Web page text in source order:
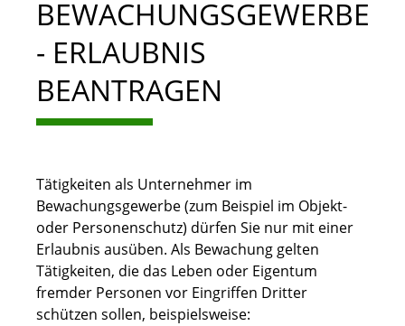
BEWACHUNGSGEWERBE
- ERLAUBNIS
BEANTRAGEN
Tätigkeiten als Unternehmer im
Bewachungsgewerbe (zum Beispiel im Objekt-
oder Personenschutz) dürfen Sie nur mit einer
Erlaubnis ausüben. Als Bewachung gelten
Tätigkeiten, die das Leben oder Eigentum
fremder Personen vor Eingriffen Dritter
schützen sollen, beispielsweise: